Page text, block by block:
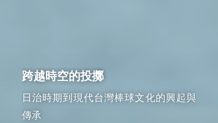
跨越時空的投擲
日治時期到現代台灣棒球文化的興起與
傳承